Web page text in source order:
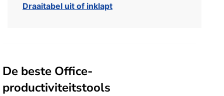
Draaitabel uit of inklapt
De beste Office-
productiviteitstools